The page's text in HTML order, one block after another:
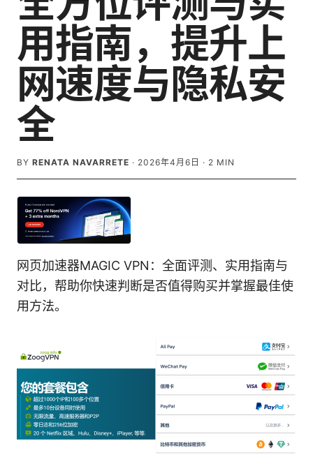
用指南，提升上
网速度与隐私安
全
BY RENATA NAVARRETE · 2026年4月6日 · 2 MIN
网页加速器MAGIC VPN：全面评测、实用指南与
对比，帮助你快速判断是否值得购买并掌握最佳使
用方法。